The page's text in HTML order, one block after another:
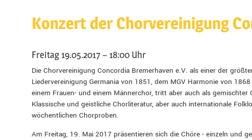
Konzert der Chorvereinigung
Freitag 19.05.2017 – 18:00 Uhr
Die Chorvereinigung Concordia Bremerhaven e.V. als einer der
Liedervereinigung Germania von 1851, dem MGV Harmonie von
einem Frauen- und einem Männerchor, tritt aber auch als gemischter
Klassische und geistliche Chorliteratur, aber auch internationale
wöchentlichen Chorproben.
Am Freitag, 19. Mai 2017 präsentieren sich die Chöre - einzeln und